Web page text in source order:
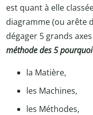
est quant à elle
diagramme (ou arête
dégager 5 grands
méthode des 5 pourquoi
la Matière,
les Machines,
les Méthodes,